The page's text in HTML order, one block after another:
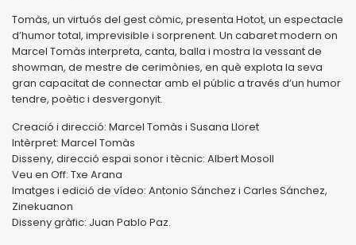
Tomàs, un virtuós del gest còmic, presenta Hotot, un espectacle
d’humor total, imprevisible i sorprenent. Un cabaret modern on
Marcel Tomàs interpreta, canta, balla i mostra la vessant de
showman, de mestre de cerimònies, en què explota la seva
gran capacitat de connectar amb el públic a través d’un humor
tendre, poètic i desvergonyit.
Creació i direcció: Marcel Tomàs i Susana Lloret
Intèrpret: Marcel Tomàs
Disseny, direcció espai sonor i tècnic: Albert Mosoll
Veu en Off: Txe Arana
Imatges i edició de vídeo: Antonio Sánchez i Carles Sánchez,
Zinekuanon
Disseny gràfic: Juan Pablo Paz.